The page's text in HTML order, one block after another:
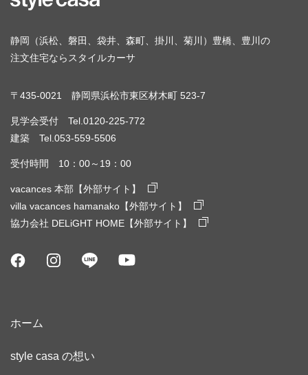
静岡（浜松、磐田、袋井、森町、掛川、菊川）豊橋、豊川の
注文住宅ならスタイルカーサ
〒435-0021 静岡県浜松市東区材木町 523-7
見学会受付 Tel.0120-225-772
建築 Tel.053-559-5506
受付時間 10：00～19：00
vacances 本部【外部サイト】
villa vacances hamanako【外部サイト】
協力会社 DELiGHT HOME【外部サイト】
ホーム
style casa の想い